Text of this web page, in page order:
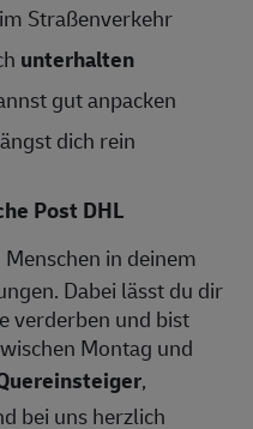
Straßenverkehr
unterhalten
gut anpacken
dich rein
Post DHL
in deinem
Dabei lässt du dir
verderben und bist
Montag und
,
bei uns herzlich